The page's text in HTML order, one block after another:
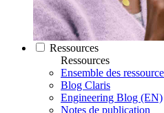
Ressources
Ressources
Ensemble des
Blog Claris
Engineering Blog (EN)
Notes de publication